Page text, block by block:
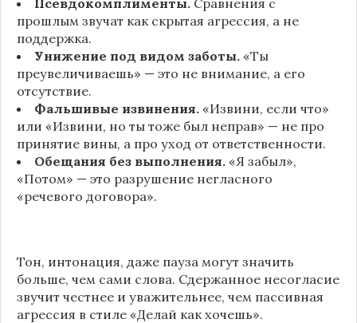
прошлым звучат как скрытая агрессия, а не
поддержка.
Унижение под видом заботы. «Ты
преувеличиваешь» — это не внимание, а его
отсутствие.
Фальшивые извинения. «Извини, если что»
или «Извини, но ты тоже был неправ» — не про
принятие вины, а про уход от ответственности.
Обещания без выполнения. «Я забыл»,
«Потом» — это разрушение негласного
«речевого договора».
Тон, интонация, даже пауза могут значить
больше, чем сами слова. Сдержанное несогласие
звучит честнее и уважительнее, чем пассивная
агрессия в стиле «Делай как хочешь».